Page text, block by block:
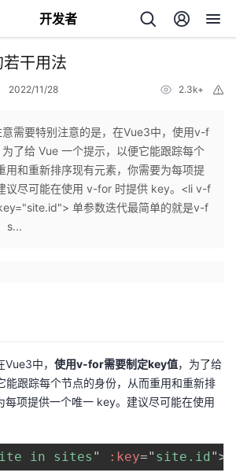
开发者
干用法
2022/11/28 2.3k+
意需要特别注意的是，在Vue3中，使用v-f
了给 Vue 一个提示，以便它能跟踪每个
用和重新排序现有元素，你需要为每项提
议尽可能在使用 v-for 时提供 key。<li v-f
单参数迭代最简单的就是v-f
s...
中， 使用v-for需要制定key值，为了给
能跟踪每个节点的身份，从而重用和重新排
每项提供一个唯一 key。建议尽可能在使用
in sites " :key=" site.id ">